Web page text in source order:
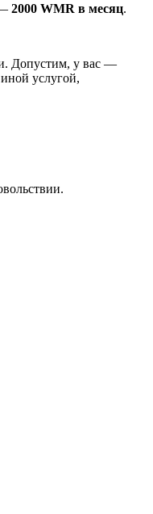
2000 WMR в месяц.
Допустим, у вас —
услугой,